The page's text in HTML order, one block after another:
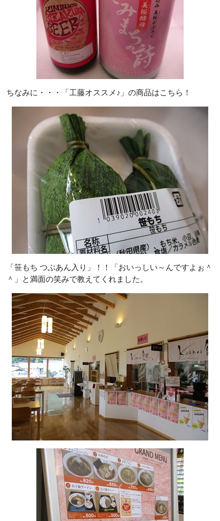
ちなみに・・・「工藤オススメ♪」の商品はこちら！
「笹もち つぶあん入り」！！「おいっしい～んですよぉ＾
＾」と満面の笑みで教えてくれました。